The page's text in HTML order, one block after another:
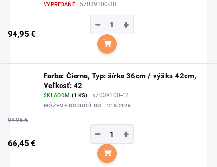
VYPREDANÉ | 57039100-38
94,95 €
+
−
Do košíka
Farba: Čierna, Typ: šírka 36cm / výška 42cm,
Veľkosť: 42
SKLADOM (1 KS) | 57039100-42
MÔŽEME DORUČIŤ DO: 12.8.2026
94,95 €
66,45 €
+
−
Do košíka